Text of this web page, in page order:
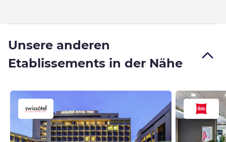
Unsere anderen
Etablissements in der Nähe